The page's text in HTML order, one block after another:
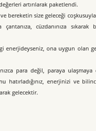
artırılarak paketlendi.
bereketin size geleceği
cüzdanınıza sıkarak
enerjideyseniz, ona uygun olan
para değil, paraya
hatırladığınız, enerjinizi ve
gelecektir.